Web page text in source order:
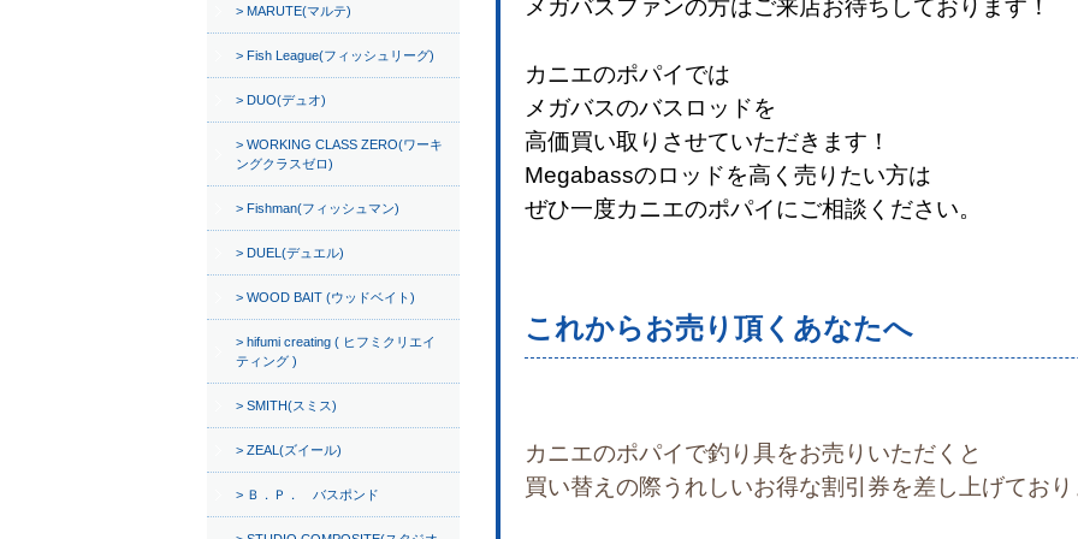
メガバスファンの方はご来店お待ちしております！
カニエのポパイでは
メガバスのバスロッドを
高価買い取りさせていただきます！
Megabassのロッドを高く売りたい方は
ぜひ一度カニエのポパイにご相談ください。
これからお売り頂くあなたへ
カニエのポパイで釣り具をお売りいただくと
買い替えの際うれしいお得な割引券を差し上げてお
MARUTE(マルテ)
Fish League(フィッシュリーグ)
DUO(デュオ)
WORKING CLASS ZERO(ワーキ
ングクラスゼロ)
Fishman(フィッシュマン)
DUEL(デュエル)
WOOD BAIT (ウッドベイト)
hifumi creating ( ヒフミクリエイ
ティング )
SMITH(スミス)
ZEAL(ズイール)
Ｂ．Ｐ． バスポンド